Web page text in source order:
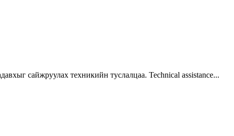
сайжруулах техникийн туслалцаа. Technical assistance...